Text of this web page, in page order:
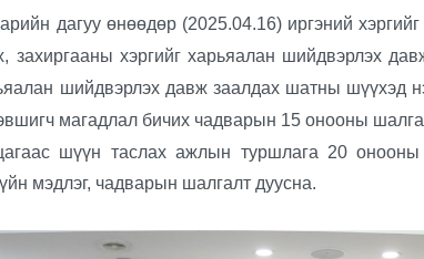
дагуу өнөөдөр (2025.04.16) иргэний
захиргааны хэргийг харьяалан шийдвэрлэх
шийдвэрлэх давж заалдах шатны шүүхэд
магадлал бичих чадварын 15 онооны
шүүн таслах ажлын туршлага 20 онооны
мэдлэг, чадварын шалгалт дуусна.